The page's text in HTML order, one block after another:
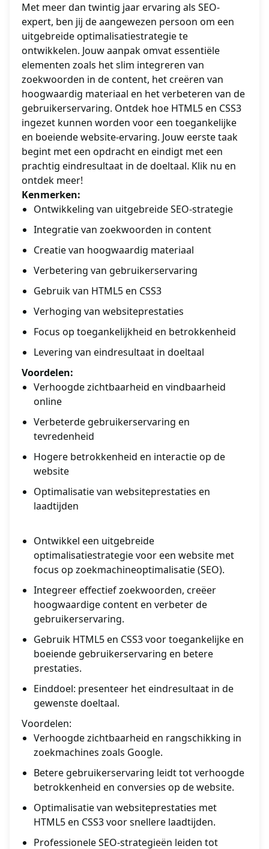
Met meer dan twintig jaar ervaring als SEO-
expert, ben jij de aangewezen persoon om een
uitgebreide optimalisatiestrategie te
ontwikkelen. Jouw aanpak omvat essentiële
elementen zoals het slim integreren van
zoekwoorden in de content, het creëren van
hoogwaardig materiaal en het verbeteren van de
gebruikerservaring. Ontdek hoe HTML5 en CSS3
ingezet kunnen worden voor een toegankelijke
en boeiende website-ervaring. Jouw eerste taak
begint met een opdracht en eindigt met een
prachtig eindresultaat in de doeltaal. Klik nu en
ontdek meer!
Kenmerken:
Ontwikkeling van uitgebreide SEO-strategie
Integratie van zoekwoorden in content
Creatie van hoogwaardig materiaal
Verbetering van gebruikerservaring
Gebruik van HTML5 en CSS3
Verhoging van websiteprestaties
Focus op toegankelijkheid en betrokkenheid
Levering van eindresultaat in doeltaal
Voordelen:
Verhoogde zichtbaarheid en vindbaarheid
online
Verbeterde gebruikerservaring en
tevredenheid
Hogere betrokkenheid en interactie op de
website
Optimalisatie van websiteprestaties en
laadtijden
Ontwikkel een uitgebreide
optimalisatiestrategie voor een website met
focus op zoekmachineoptimalisatie (SEO).
Integreer effectief zoekwoorden, creëer
hoogwaardige content en verbeter de
gebruikerservaring.
Gebruik HTML5 en CSS3 voor toegankelijke en
boeiende gebruikerservaring en betere
prestaties.
Einddoel: presenteer het eindresultaat in de
gewenste doeltaal.
Voordelen:
Verhoogde zichtbaarheid en rangschikking in
zoekmachines zoals Google.
Betere gebruikerservaring leidt tot verhoogde
betrokkenheid en conversies op de website.
Optimalisatie van websiteprestaties met
HTML5 en CSS3 voor snellere laadtijden.
Professionele SEO-strategieën leiden tot